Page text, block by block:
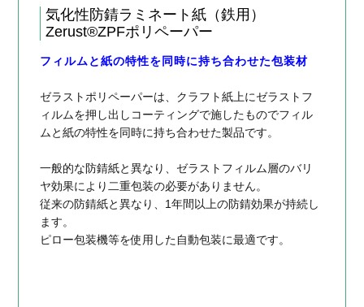
気化性防錆ラミネート紙（鉄用）
Zerust®ZPFポリペーパー
フィルムと紙の特性を同時に持ち合わせた包装材
ゼラストポリペーパーは、クラフト紙上にゼラストフ
ィルムを押し出しコーティングで施したものでフィル
ムと紙の特性を同時に持ち合わせた製品です。
一般的な防錆紙と異なり、ゼラストフィルム層のバリ
ヤ効果により二重包装の必要がありません。
従来の防錆紙と異なり、1年間以上の防錆効果が持続し
ます。
ピロー包装機等を使用した自動包装に最適です。